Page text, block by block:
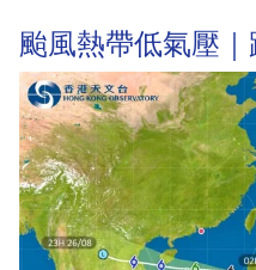
颱風熱帶低氣壓